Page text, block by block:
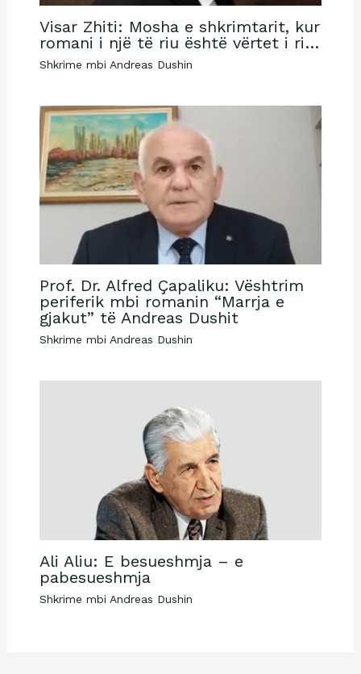
Visar Zhiti: Mosha e shkrimtarit, kur
romani i një të riu është vërtet i ri…
Shkrime mbi Andreas Dushin
Prof. Dr. Alfred Çapaliku: Vështrim
periferik mbi romanin “Marrja e
gjakut” të Andreas Dushit
Shkrime mbi Andreas Dushin
Ali Aliu: E besueshmja – e
pabesueshmja
Shkrime mbi Andreas Dushin